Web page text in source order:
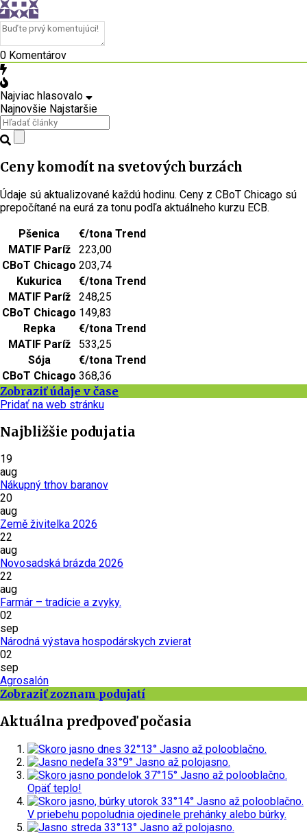
0 Komentárov
Najviac hlasovalo
Najnovšie Najstaršie
Ceny komodít na svetových burzách
Údaje sú aktualizované každú hodinu. Ceny z CBoT Chicago sú
prepočítané na eurá za tonu podľa aktuálneho kurzu ECB.
Pšenica
€/tona Trend
MATIF Paríž
223,00
CBoT Chicago 203,74
Kukurica
€/tona Trend
MATIF Paríž
248,25
CBoT Chicago 149,83
Repka
€/tona Trend
MATIF Paríž
533,25
Sója
€/tona Trend
CBoT Chicago 368,36
Zobraziť údaje v čase
Pridať na web stránku
Najbližšie podujatia
19
aug
Nákupný trhov baranov
20
aug
Země živitelka 2026
22
aug
Novosadská brázda 2026
22
aug
Farmár – tradície a zvyky.
02
sep
Národná výstava hospodárskych zvierat
02
sep
Agrosalón
Zobraziť zoznam podujatí
Aktuálna predpoveď počasia
dnes 32°13° Jasno až polooblačno.
nedeľa 33°9° Jasno až polojasno.
pondelok 37°15° Jasno až polooblačno.
Opäť teplo!
utorok 33°14° Jasno až polooblačno.
V priebehu popoludnia ojedinele prehánky alebo búrky.
streda 33°13° Jasno až polojasno.